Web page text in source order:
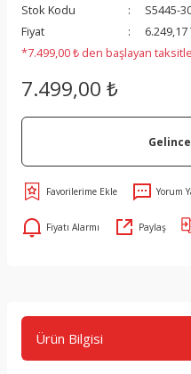
Stok Kodu
S5445-
Fiyat
6.249,17
*7.499,00 ₺ den başlayan
7.499,00 ₺
Yorum
Fiyatı Alarmı Paylaş
Ürün Bilgisi